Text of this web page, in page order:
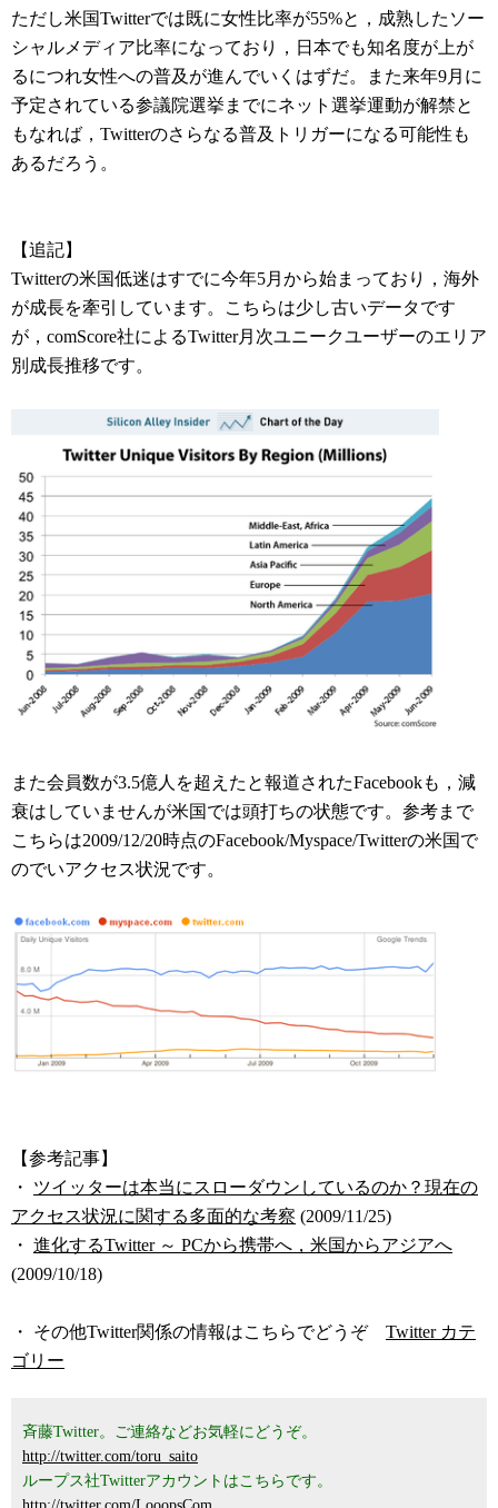
ただし米国Twitterでは既に女性比率が55%と，成熟したソー
シャルメディア比率になっており，日本でも知名度が上が
るにつれ女性への普及が進んでいくはずだ。また来年9月に
予定されている参議院選挙までにネット選挙運動が解禁と
もなれば，Twitterのさらなる普及トリガーになる可能性も
あるだろう。
【追記】
Twitterの米国低迷はすでに今年5月から始まっており，海外
が成長を牽引しています。こちらは少し古いデータです
が，comScore社によるTwitter月次ユニークユーザーのエリア
別成長推移です。
また会員数が3.5億人を超えたと報道されたFacebookも，減
衰はしていませんが米国では頭打ちの状態です。参考まで
こちらは2009/12/20時点のFacebook/Myspace/Twitterの米国で
のでいアクセス状況です。
【参考記事】
・ ツイッターは本当にスローダウンしているのか？現在の
アクセス状況に関する多面的な考察 (2009/11/25)
・ 進化するTwitter ～ PCから携帯へ，米国からアジアへ
(2009/10/18)
・ その他Twitter関係の情報はこちらでどうぞ Twitter カテ
ゴリー
斉藤Twitter。ご連絡などお気軽にどうぞ。
http://twitter.com/toru_saito
ループス社Twitterアカウントはこちらです。